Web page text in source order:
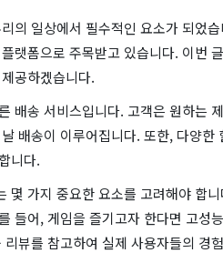
의 일상에서 필수적인 요소가 되었
랫폼으로 주목받고 있습니다. 이번
공하겠습니다.
배송 서비스입니다. 고객은 원하는
배송이 이루어집니다. 또한, 다양한
니다.
몇 가지 중요한 요소를 고려해야 합
들어, 게임을 즐기고자 한다면 고성
뷰를 참고하여 실제 사용자들의 경